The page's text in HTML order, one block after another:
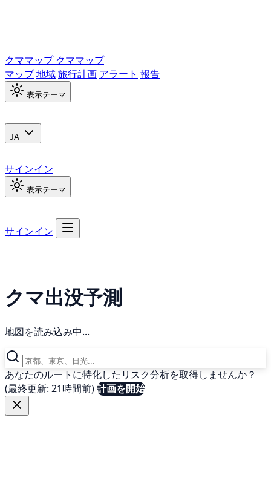
クママップ クママップ
マップ地域旅行計画 アラート 報告
表示テーマ
JA
サインイン
表示テーマ
サインイン
クマ出没予測
地図を読み込み中...
あなたのルートに特化したリスク分析を取得しませんか？
(最終更新: 21時間前)計画を開始